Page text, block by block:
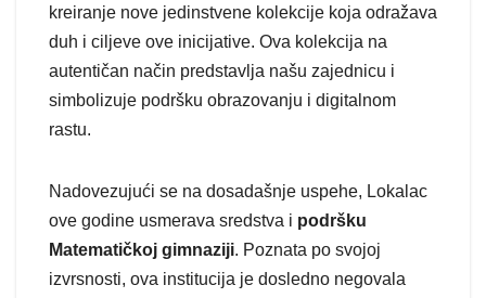
kreiranje nove jedinstvene kolekcije koja odražava
duh i ciljeve ove inicijative. Ova kolekcija na
autentičan način predstavlja našu zajednicu i
simbolizuje podršku obrazovanju i digitalnom
rastu.
Nadovezujući se na dosadašnje uspehe, Lokalac
ove godine usmerava sredstva i podršku
Matematičkoj gimnaziji. Poznata po svojoj
izvrsnosti, ova institucija je dosledno negovala